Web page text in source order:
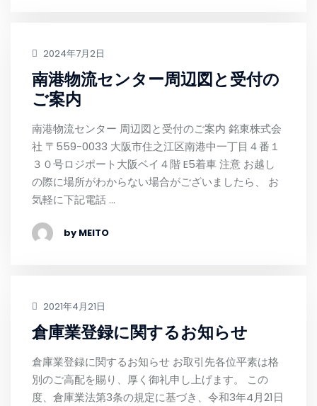
2024年7月2日
南港物流センター周辺図と受付の
ご案内
南港物流センター 周辺図と受付のご案内 銘東株式会
社 〒559-0033 大阪市住之江区南港中一丁目４番１
３０号ロジポート大阪ベイ４階 E5着車 注意 お越し
の際に場所がわからない場合がございましたら、 お
気軽に下記電話 …
by MEITO
2021年4月21日
倉庫業登録に関するお知らせ
倉庫業登録に関するお知らせ お取引先各位平素は格
別のご高配を賜り、厚く御礼申し上げます。 この
度、倉庫業法第3条の規定に基づき、令和3年4月21日